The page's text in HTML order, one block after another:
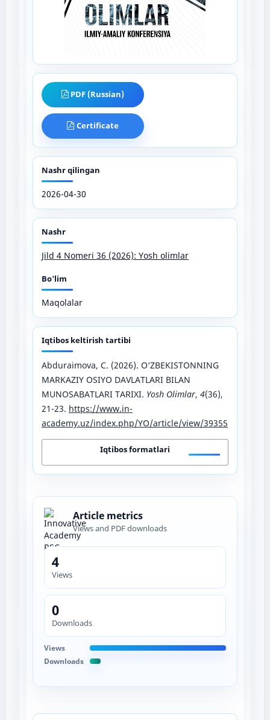
PDF (Russian)
Certificate
Nashr qilingan
2026-04-30
Nashr
Jild 4 Nomeri 36 (2026): Yosh olimlar
Bo'lim
Maqolalar
Iqtibos keltirish tartibi
Abduraimova, C. (2026). O‘ZBEKISTONNING
MARKAZIY OSIYO DAVLATLARI BILAN
MUNOSABATLARI TARIXI. Yosh Olimlar, 4(36),
21-23. https://www.in-
academy.uz/index.php/YO/article/view/39355
Iqtibos formatlari
Article metrics
Views and PDF downloads
4
Views
0
Downloads
Views
Downloads